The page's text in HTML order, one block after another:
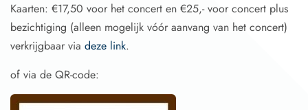
Kaarten: €17,50 voor het concert en €25,- voor concert plus
bezichtiging (alleen mogelijk vóór aanvang van het concert)
verkrijgbaar via deze link.
of via de QR-code: